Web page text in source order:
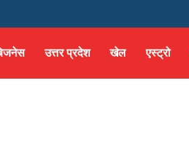
उत्तर प्रदेश खेल एस्ट्रो